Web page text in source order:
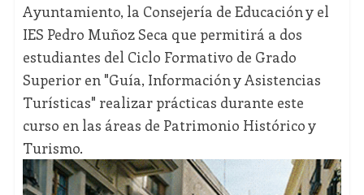
Ayuntamiento, la Consejería de Educación y el
IES Pedro Muñoz Seca que permitirá a dos
estudiantes del Ciclo Formativo de Grado
Superior en "Guía, Información y Asistencias
Turísticas" realizar prácticas durante este
curso en las áreas de Patrimonio Histórico y
Turismo.